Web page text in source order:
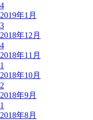
4
2019年1月
3
2018年12月
4
2018年11月
1
2018年10月
2
2018年9月
1
2018年8月